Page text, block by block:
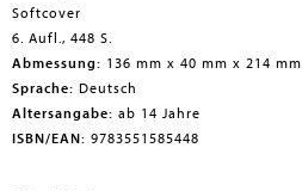
Softcover
6. Aufl., 448 S.
Abmessung: 136 mm x 40 mm x 214 mm
Sprache: Deutsch
Altersangabe: ab 14 Jahre
ISBN/EAN: 9783551585448